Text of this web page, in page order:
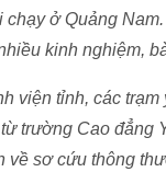
ở Quảng
kinh nghiệm,
viện tỉnh, các
trường Cao đẳng
về sơ cứu thông